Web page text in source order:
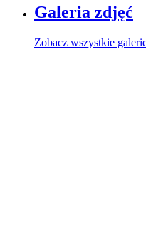
Galeria zdjęć
Zobacz wszystkie